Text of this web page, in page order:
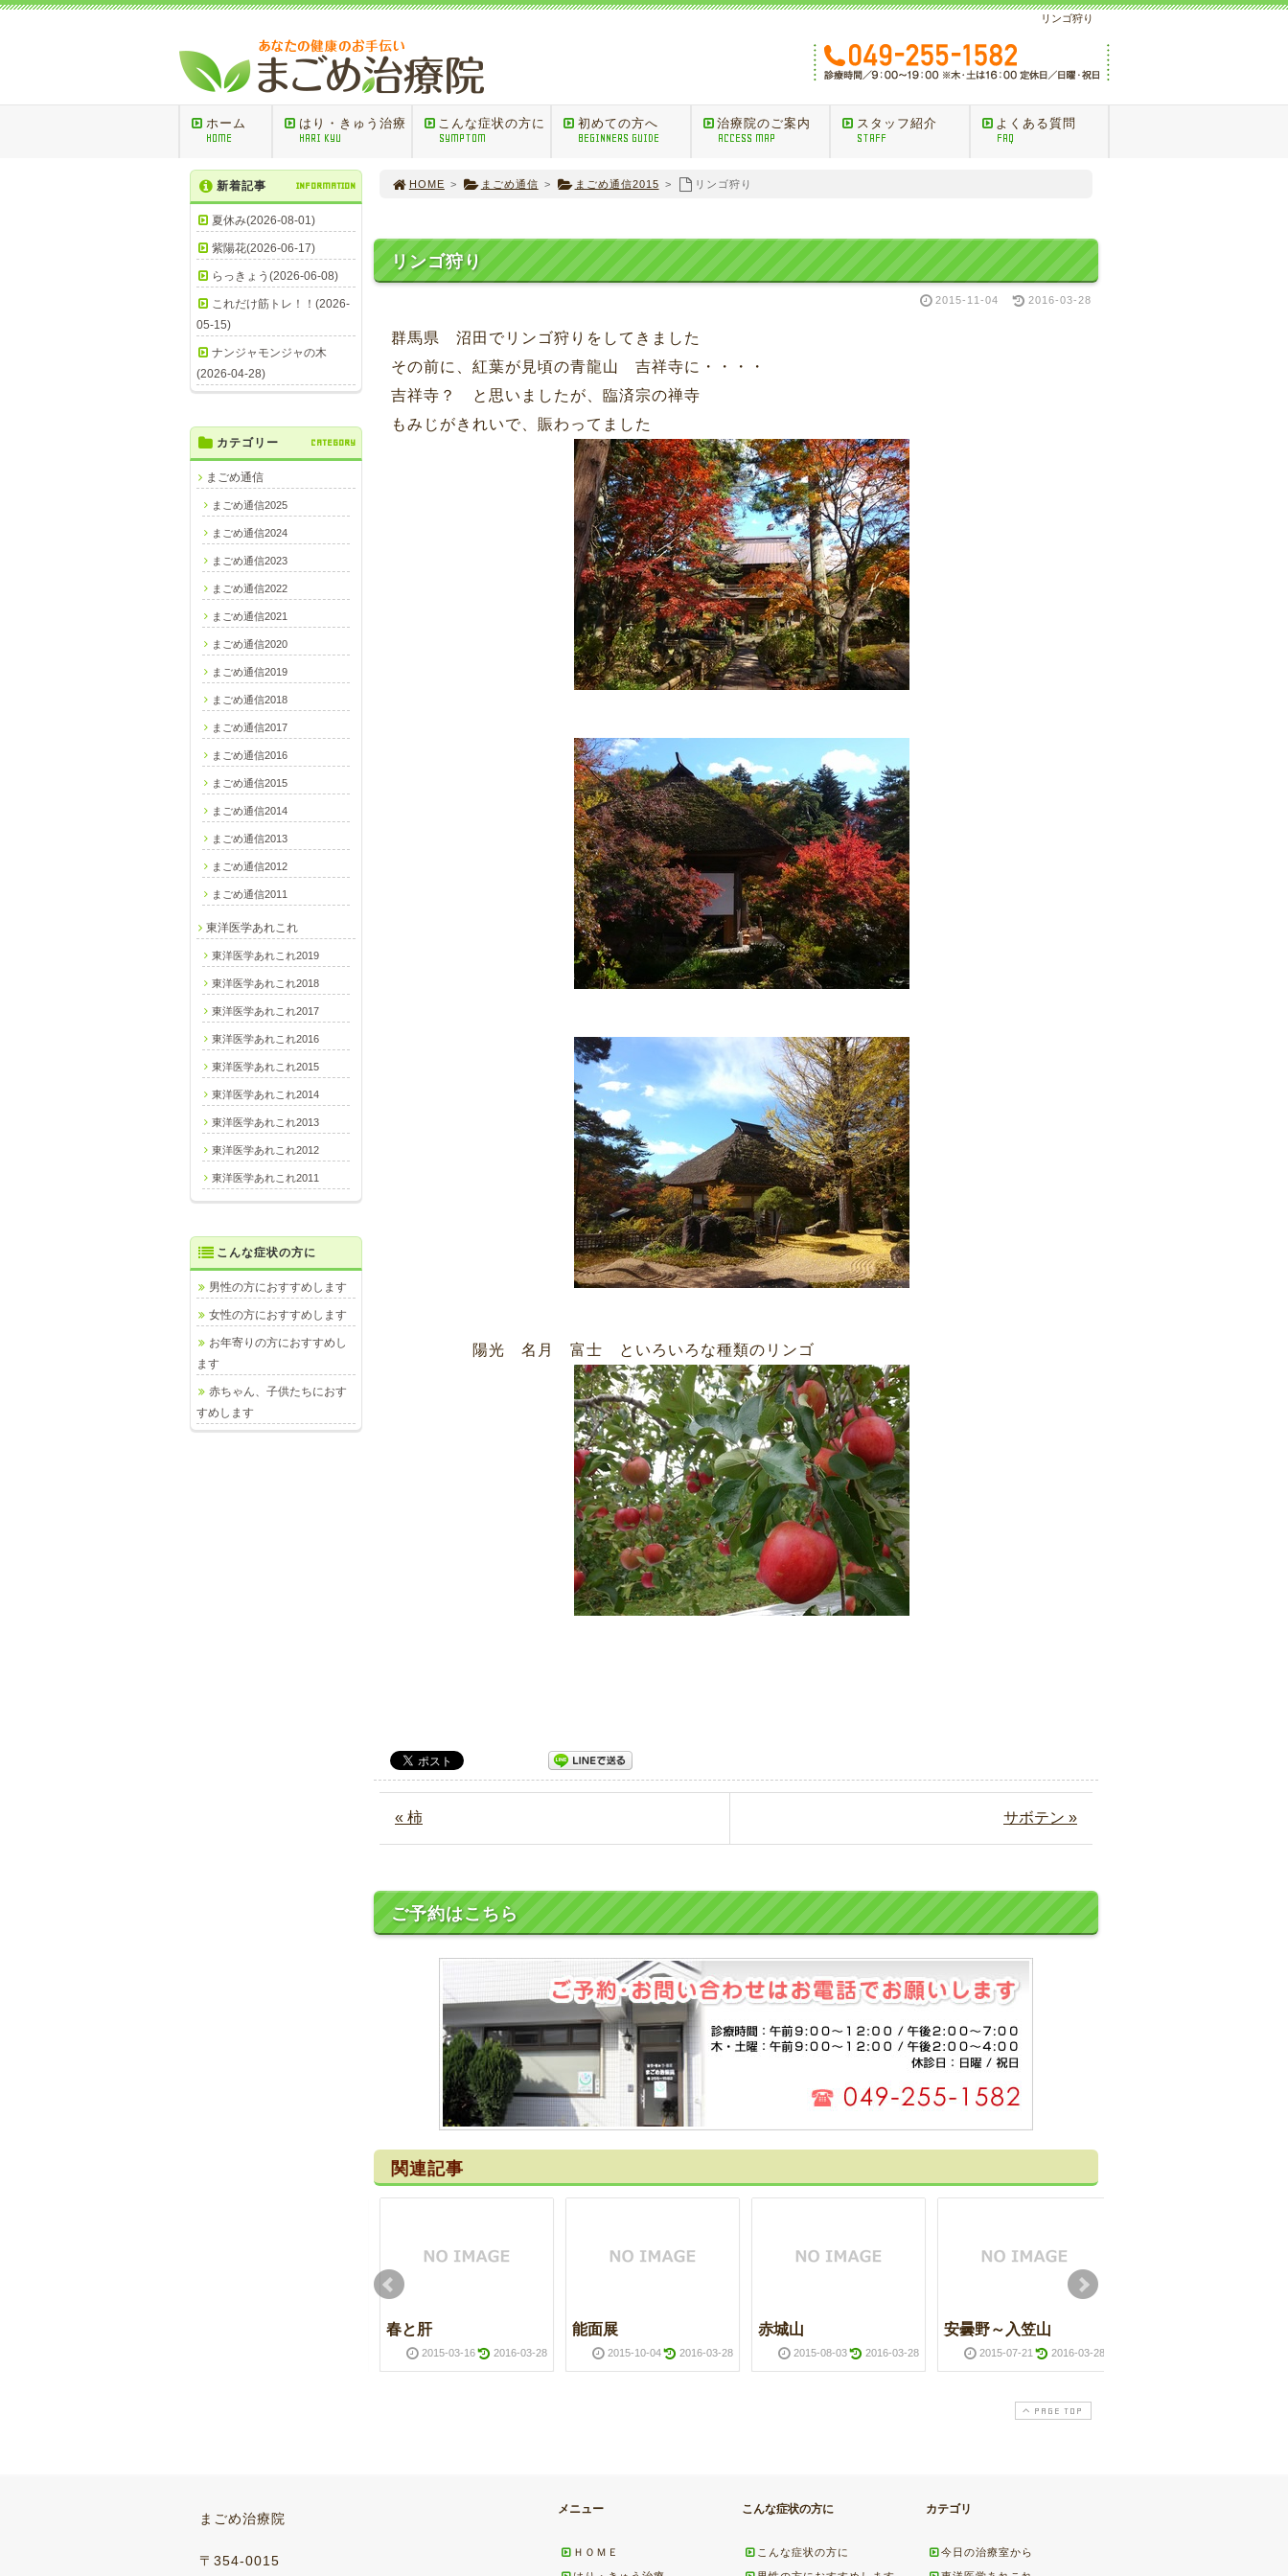
リンゴ狩り
ホーム
HOME
はり・きゅう治療
HARI KYU
こんな症状の方に
SYMPTOM
初めての方へ
BEGINNERS GUIDE
治療院のご案内
ACCESS MAP
スタッフ紹介
STAFF
よくある質問
FAQ
HOME > まごめ通信 > まごめ通信2015 > リンゴ狩り
リンゴ狩り
2015-11-04 2016-03-28
群馬県 沼田でリンゴ狩りをしてきました
その前に、紅葉が見頃の青龍山 吉祥寺に・・・・
吉祥寺？ と思いましたが、臨済宗の禅寺
もみじがきれいで、賑わってました
陽光 名月 富士 といろいろな種類のリンゴ
« 柿 サボテン »
ご予約はこちら
関連記事
春と肝
2015-03-16 2016-03-28
能面展
2015-10-04 2016-03-28
赤城山
2015-08-03 2016-03-28
安曇野～入笠山
2015-07-21 2016-03-28
2015-04-21
PAGE TOP
新着記事 INFORMATION
夏休み(2026-08-01)
紫陽花(2026-06-17)
らっきょう(2026-06-08)
これだけ筋トレ！！(2026-
05-15)
ナンジャモンジャの木
(2026-04-28)
カテゴリー CATEGORY
まごめ通信
まごめ通信2025
まごめ通信2024
まごめ通信2023
まごめ通信2022
まごめ通信2021
まごめ通信2020
まごめ通信2019
まごめ通信2018
まごめ通信2017
まごめ通信2016
まごめ通信2015
まごめ通信2014
まごめ通信2013
まごめ通信2012
まごめ通信2011
東洋医学あれこれ
東洋医学あれこれ2019
東洋医学あれこれ2018
東洋医学あれこれ2017
東洋医学あれこれ2016
東洋医学あれこれ2015
東洋医学あれこれ2014
東洋医学あれこれ2013
東洋医学あれこれ2012
東洋医学あれこれ2011
こんな症状の方に
男性の方におすすめします
女性の方におすすめします
お年寄りの方におすすめし
ます
赤ちゃん、子供たちにおす
すめします
まごめ治療院
〒354-0015
メニュー
ＨＯＭＥ
こんな症状の方に
こんな症状の方に
カテゴリ
今日の治療室から